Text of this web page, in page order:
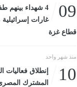
09
غارات
قطاع غزة
منذ شهر واحد
10
إنطلاق فعاليات
المشترك